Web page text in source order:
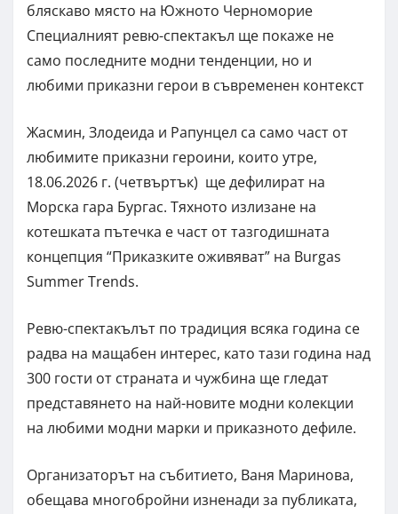
бляскаво място на Южното Черноморие
Специалният ревю-спектакъл ще покаже не
само последните модни тенденции, но и
любими приказни герои в съвременен контекст
Жасмин, Злодеида и Рапунцел са само част от
любимите приказни героини, които утре,
18.06.2026 г. (четвъртък) ще дефилират на
Морска гара Бургас. Тяхното излизане на
котешката пътечка е част от тазгодишната
концепция “Приказките оживяват” на Burgas
Summer Trends.
Ревю-спектакълът по традиция всяка година се
радва на мащабен интерес, като тази година над
300 гости от страната и чужбина ще гледат
представянето на най-новите модни колекции
на любими модни марки и приказното дефиле.
Организаторът на събитието, Ваня Маринова,
обещава многобройни изненади за публиката,